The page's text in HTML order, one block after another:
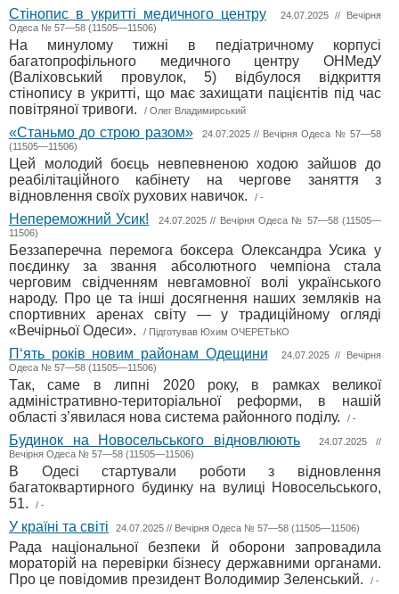
Стінопис в укритті медичного центру
24.07.2025 // Вечірня
Одеса № 57—58 (11505—11506)
На минулому тижні в педіатричному корпусі
багатопрофільного медичного центру ОНМедУ
(Валіховський провулок, 5) відбулося відкриття
стінопису в укритті, що має захищати пацієнтів під час
повітряної тривоги.
/ Олег Владимирський
«Станьмо до строю разом»
24.07.2025 // Вечірня Одеса № 57—58
(11505—11506)
Цей молодий боєць невпевненою ходою зайшов до
реабілітаційного кабінету на чергове заняття з
відновлення своїх рухових навичок.
/ -
Непереможний Усик!
24.07.2025 // Вечірня Одеса № 57—58 (11505—
11506)
Беззаперечна перемога боксера Олександра Усика у
поєдинку за звання абсолютного чемпіона стала
черговим свідченням невгамовної волі українського
народу. Про це та інші досягнення наших земляків на
спортивних аренах світу — у традиційному огляді
«Вечірньої Одеси».
/ Пiдготував Юхим ОЧЕРЕТЬКО
П‘ять років новим районам Одещини
24.07.2025 // Вечірня
Одеса № 57—58 (11505—11506)
Так, саме в липні 2020 року, в рамках великої
адміністративно-територіальної реформи, в нашій
області з’явилася нова система районного поділу.
/ -
Будинок на Новосельського відновлюють
24.07.2025 //
Вечірня Одеса № 57—58 (11505—11506)
В Одесі стартували роботи з відновлення
багатоквартирного будинку на вулиці Новосельського,
51.
/ -
У країні та світі 24.07.2025 // Вечірня Одеса № 57—58 (11505—11506)
Рада національної безпеки й оборони запровадила
мораторій на перевірки бізнесу державними органами.
Про це повідомив президент Володимир Зеленський.
/ -